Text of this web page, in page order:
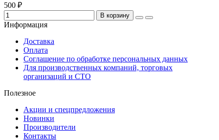
500 ₽
В корзину
Информация
Доставка
Оплата
Соглашение по обработке персональных данных
Для производственных компаний, торговых
организаций и СТО
Полезное
Акции и спецпредложения
Новинки
Производители
Контакты